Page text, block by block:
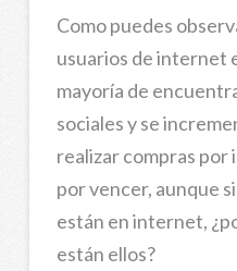
Como puedes
usuarios de internet
mayoría de
sociales y se
realizar compras
por vencer, aunque
están en internet,
están ellos?